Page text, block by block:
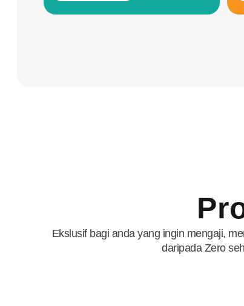
Ekslusif bagi anda yang ingin mengaji,
daripada Zero